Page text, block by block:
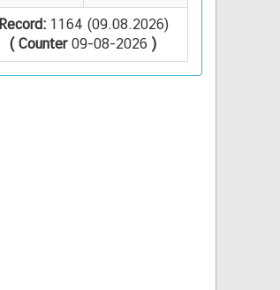
Record:1164 (09.08.2026)
( Counter09-08-2026 )